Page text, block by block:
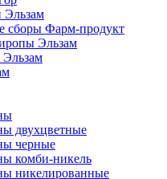
Эльзам
сборы Фарм-продукт
Эльзам
двухцветные
черные
комби-никель
никелированные